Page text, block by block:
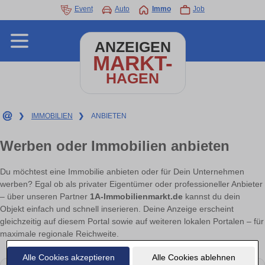
Alle Cookies akzeptieren Alle Cookies ablehnen
Event Auto Immo Job
ANZEIGEN
MARKT-
HAGEN
❯ IMMOBILIEN ❯ ANBIETEN
Werben oder Immobilien anbieten
Du möchtest eine Immobilie anbieten oder für Dein Unternehmen
werben? Egal ob als privater Eigentümer oder professioneller Anbieter
– über unseren Partner 1A-Immobilienmarkt.de kannst du dein
Objekt einfach und schnell inserieren. Deine Anzeige erscheint
gleichzeitig auf diesem Portal sowie auf weiteren lokalen Portalen – für
maximale regionale Reichweite.